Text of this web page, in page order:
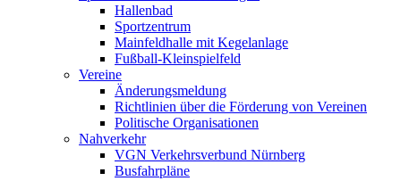
Hallenbad
Sportzentrum
Mainfeldhalle mit Kegelanlage
Fußball-Kleinspielfeld
Vereine
Änderungsmeldung
Richtlinien über die Förderung von Vereinen
Politische Organisationen
Nahverkehr
VGN Verkehrsverbund Nürnberg
Busfahrpläne